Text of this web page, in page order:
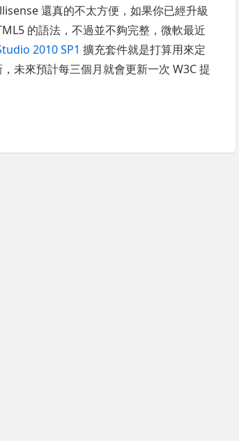
還真的不太方便，如果你已經升級
的語法，不過並不夠完整，微軟最近
2010 SP1 擴充套件就是打算用來定
未來預計每三個月就會更新一次 W3C 提